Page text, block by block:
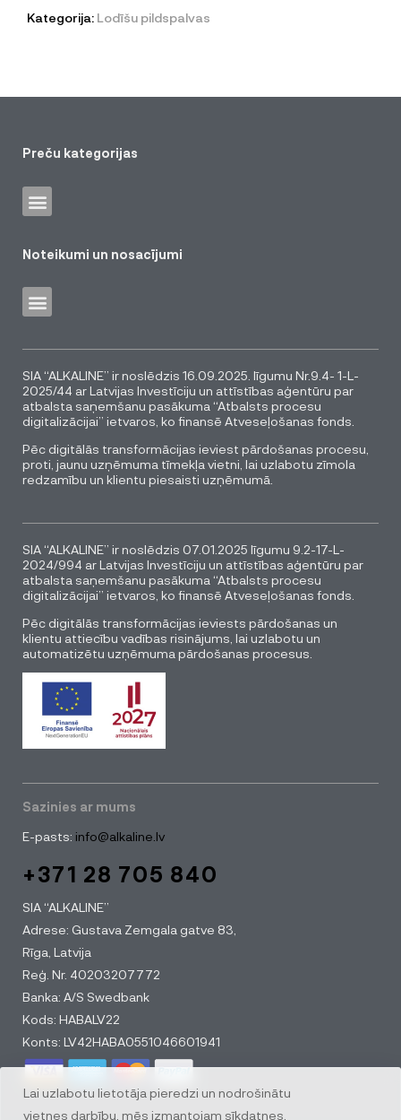
Kategorija: Lodīšu pildspalvas
Lai uzlabotu lietotāja pieredzi un nodrošinātu
vietnes darbību, mēs izmantojam sīkdatnes.
Preču kategorijas
Noteikumi un nosacījumi
SIA “ALKALINE” ir noslēdzis 16.09.2025. līgumu Nr.9.4- 1-L-
2025/44 ar Latvijas Investīciju un attīstības aģentūru par
atbalsta saņemšanu pasākuma “Atbalsts procesu
digitalizācijai” ietvaros, ko finansē Atveseļošanas fonds.
Pēc digitālās transformācijas ieviest pārdošanas procesu,
proti, jaunu uzņēmuma tīmekļa vietni, lai uzlabotu zīmola
redzamību un klientu piesaisti uzņēmumā.
SIA “ALKALINE” ir noslēdzis 07.01.2025 līgumu 9.2-17-L-
2024/994 ar Latvijas Investīciju un attīstības aģentūru par
atbalsta saņemšanu pasākuma “Atbalsts procesu
digitalizācijai” ietvaros, ko finansē Atveseļošanas fonds.
Pēc digitālās transformācijas ieviests pārdošanas un
klientu attiecību vadības risinājums, lai uzlabotu un
automatizētu uzņēmuma pārdošanas procesus.
Sazinies ar mums
E-pasts: info@alkaline.lv
+371 28 705 840
SIA “ALKALINE”
Adrese: Gustava Zemgala gatve 83,
Rīga, Latvija
Reģ. Nr. 40203207772
Banka: A/S Swedbank
Kods: HABALV22
Konts: LV42HABA0551046601941